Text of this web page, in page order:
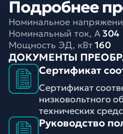
Подробнее
Номинальное
Номинальный ток, A304
Мощность ЭД, кВт 160
ДОКУМЕНТЫ
Сертификат
Сертификат
низковольтного
технических
Руководство